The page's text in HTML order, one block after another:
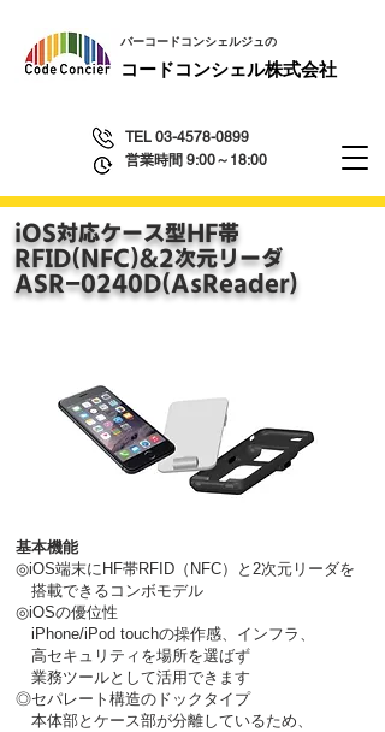
TEL 03-4578-0899
営業時間 9:00～18:00
​コードコンシェル株式会社
​バーコードコンシェルジュの
iOS対応ケース型HF帯
RFID(NFC)&2次元リーダ
​ASR-0240D(AsReader)
基本機能
◎iOS端末にHF帯RFID（NFC）と2次元リーダを
搭載できる コンボモデル
◎iOSの優位性
iPhone/iPod touchの操作感、インフラ、
高セキュリティを場所を選ばず
業務ツールとして活用できます
◎セパレート構造のドックタイプ
本体部とケース部が分離しているため、